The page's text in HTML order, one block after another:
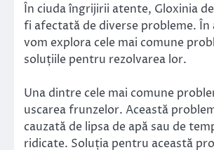
În ciuda îngrijirii atente, Gloxinia
fi afectată de diverse probleme. În
vom explora cele mai comune
soluțiile pentru rezolvarea lor.
Una dintre cele mai comune
uscarea frunzelor. Această
cauzată de lipsa de apă sau de
ridicate. Soluția pentru această